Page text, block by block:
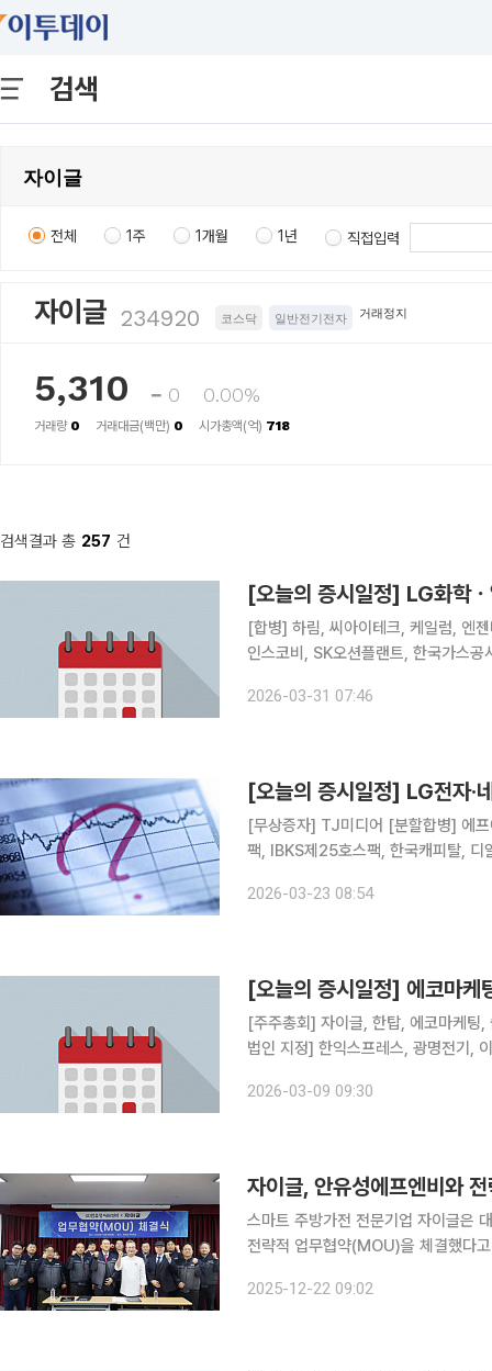
검색
전체 1주 1개월 1년 직접입력
자이글 234920 코스닥 일반전기전자 거래정지
5,310 0 0.00%
거래량 0 거래대금(백만) 0 시가총액(억) 718
검색결과 총 257 건
[오늘의 증시일정] LG화학
[합병] 하림, 씨아이테크, 케일럼, 엔젠바이오 [상호변경] 인티큐브 [주주총회] 티
인스코비, SK오션플랜트, 한국가스
풀무원, 태경산업, 강원랜드, 영흥, 황
2026-03-31 07:46
[오늘의 증시일정] LG전자·
[무상증자] TJ미디어 [분할합병] 에
팩, IBKS제25호스팩, 한국캐피탈,
오로스테크놀로지, 링크제니시스, 한
2026-03-23 08:54
[오늘의 증시일정] 에코마케
[주주총회] 자이글, 한탑, 에코마케팅, 솔본 [감사보고서 제출 현황] 미원화학, 세니젠
법인 지정] 한익스프레스, 광명전기,
2026-03-09 09:30
자이글, 안유성에프엔비와
스마트 주방가전 전문기업 자이글은
전략적 업무협약(MOU)을 체결했다고 22일 밝혔다. 19일 인천 자이
정간편식(HMR) 등 사업 확대를 위한
2025-12-22 09:02